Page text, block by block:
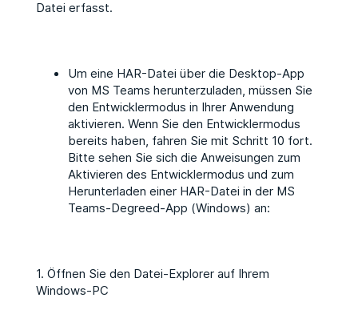
Datei erfasst.
Um eine HAR-Datei über die Desktop-App
von MS Teams herunterzuladen, müssen Sie
den Entwicklermodus in Ihrer Anwendung
aktivieren. Wenn Sie den Entwicklermodus
bereits haben, fahren Sie mit Schritt 10 fort.
Bitte sehen Sie sich die Anweisungen zum
Aktivieren des Entwicklermodus und zum
Herunterladen einer HAR-Datei in der MS
Teams-Degreed-App (Windows) an:
1. Öffnen Sie den Datei-Explorer auf Ihrem
Windows-PC